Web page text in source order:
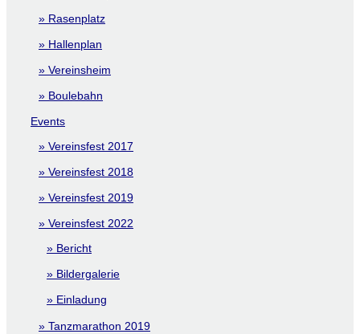
Rasenplatz
Hallenplan
Vereinsheim
Boulebahn
Events
Vereinsfest 2017
Vereinsfest 2018
Vereinsfest 2019
Vereinsfest 2022
Bericht
Bildergalerie
Einladung
Tanzmarathon 2019